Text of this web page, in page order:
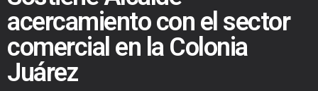
acercamiento con el sector
comercial en la Colonia
Juárez